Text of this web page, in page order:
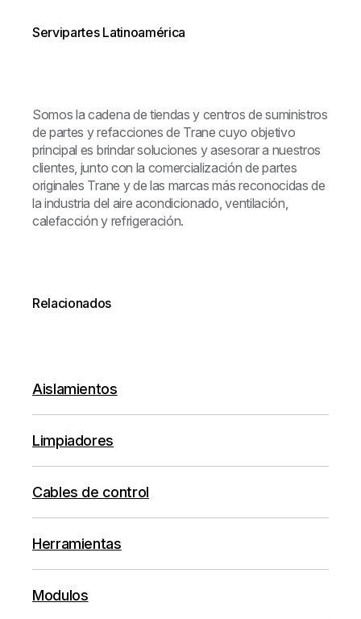
Servipartes Latinoamérica
Somos la cadena de tiendas y centros de suministros
de partes y refacciones de Trane cuyo objetivo
principal es brindar soluciones y asesorar a nuestros
clientes, junto con la comercialización de partes
originales Trane y de las marcas más reconocidas de
la industria del aire acondicionado, ventilación,
calefacción y refrigeración.
Relacionados
Aislamientos
Limpiadores
Cables de control
Herramientas
Modulos